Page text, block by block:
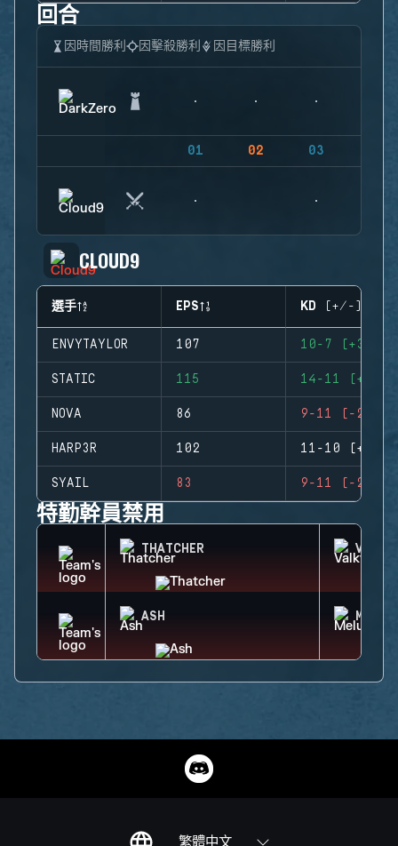
回合
因時間勝利 因擊殺勝利 因目標勝利
01 02 03
CLOUD9
選手 EPS KD (+/-)
ENVYTAYLOR 107 10-7 (+3)
STATIC 115 14-11 (+3)
NOVA 86 9-11 (-2)
HARP3R 102 11-10 (+1)
SYAIL 83 9-11 (-2)
特勤幹員禁用
THATCHER
ASH
繁體中文